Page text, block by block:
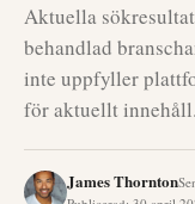
Aktuella
behandlad
inte uppfyller
för aktuellt innehåll.
James Thornton